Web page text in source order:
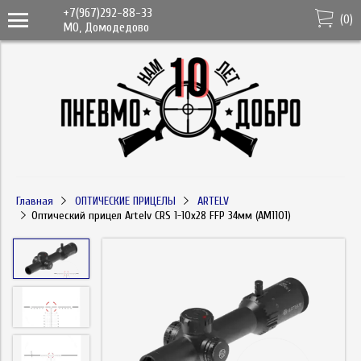
+7(967)292-88-33
МО, Домодедово
(0)
Главная ОПТИЧЕСКИЕ ПРИЦЕЛЫ
ARTELV
Оптический прицел Artelv CRS 1-10x28 FFP 34мм (AM1101)